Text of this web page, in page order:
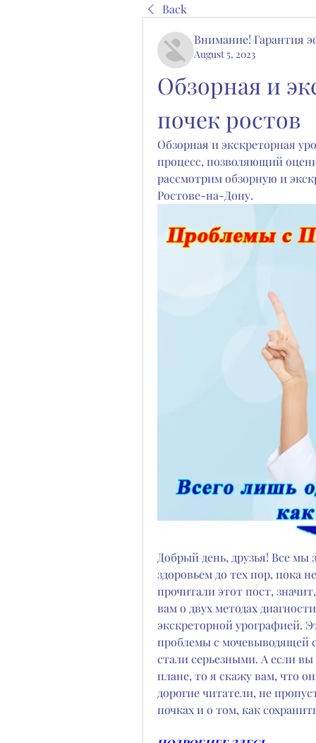
Back
Внимание! Гарантия
August 5, 2023
Обзорная и
почек ростов
Обзорная и экскреторная
процесс, позволяющий
рассмотрим обзорную и
Ростове-на-Дону.
Добрый день, друзья! Все
здоровьем до тех пор, пока
прочитали этот пост,
вам о двух методах
экскреторной урографией.
проблемы с мочевыводящей
стали серьезными. А если
плане, то я скажу вам, что
дорогие читатели, не
почках и о том, как